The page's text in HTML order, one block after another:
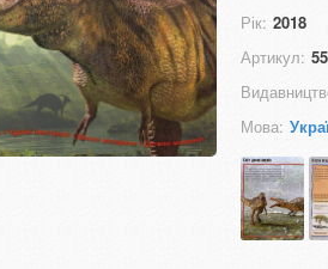
Рік: 2018
Артикул:
Мова: